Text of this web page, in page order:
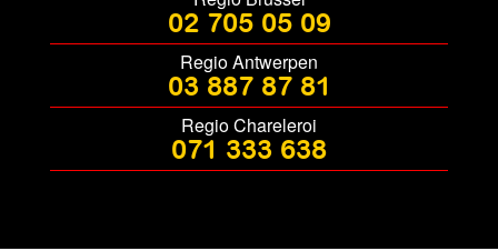
02 705 05 09
Regio Antwerpen
03 887 87 81
Regio Chareleroi
071 333 638